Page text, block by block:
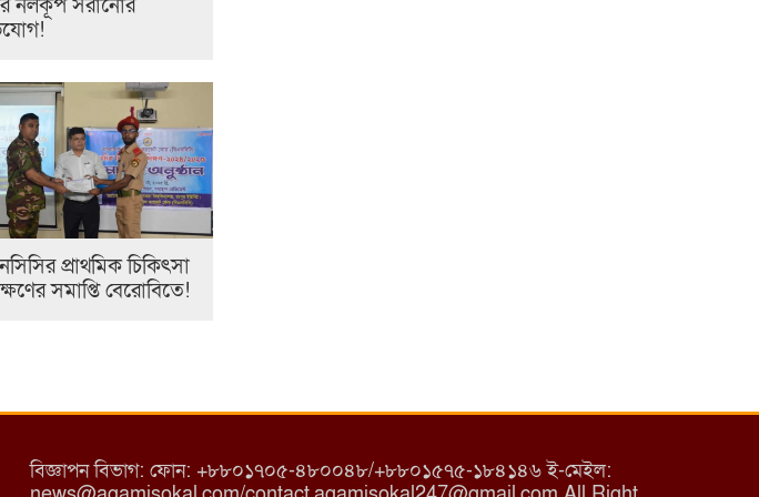
নলকূপ সরানোর
প্রাথমিক চিকিৎসা
সমাপ্তি বেরোবিতে!
বিজ্ঞাপন বিভাগ: ফোন: +৮৮০১৭০৫-৪৮০০৪৮/+৮৮০১৫৭৫-১৮৪১৪৬ ই-মেইল: